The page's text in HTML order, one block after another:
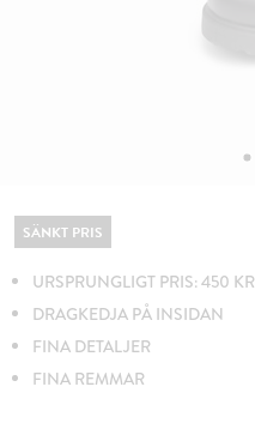
SÄNKT PRIS
URSPRUNGLIGT PRIS: 450 KR
DRAGKEDJA PÅ INSIDAN
FINA DETALJER
FINA REMMAR